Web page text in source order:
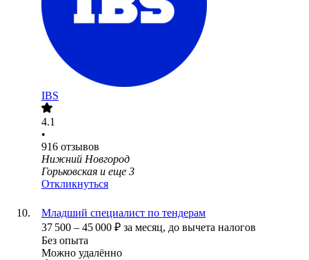
IBS
4.1
•
916 отзывов
Нижний Новгород
Горьковская и еще 3
Откликнуться
Младший специалист по тендерам
37 500 – 45 000 ₽ за месяц, до вычета налогов
Без опыта
Можно удалённо